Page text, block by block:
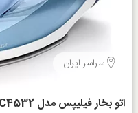
سراسر ایران
اتو بخار فیلیپس مدل GC4532